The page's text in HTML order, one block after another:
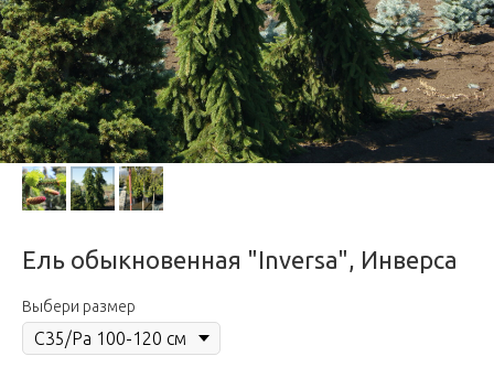
Ель обыкновенная "Inversa", Инверса
Выбери размер